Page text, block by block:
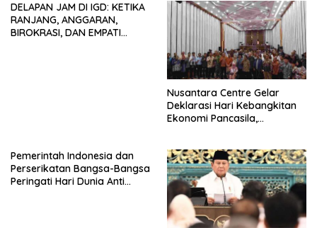
Siapapun
DELAPAN JAM DI IGD: KETIKA
RANJANG, ANGGARAN,
BIROKRASI, DAN EMPATI
Nusantara Centre Gelar
Deklarasi Hari Kebangkitan
Ekonomi Pancasila,
Penjajahan (Pergolakan
Ekonomi Politik Indonesia) &
Simposium Nasional “Urgensi
Undang-Undang
Perekonomian Nasional dan
Kesejahteraan Sosial dalam
Pemerintah Indonesia dan
Perserikatan Bangsa-Bangsa
Peringati Hari Dunia Anti